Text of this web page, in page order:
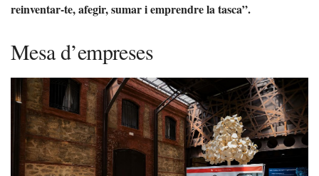
reinventar-te, afegir, sumar i emprendre la tasca”.
Mesa d’empreses